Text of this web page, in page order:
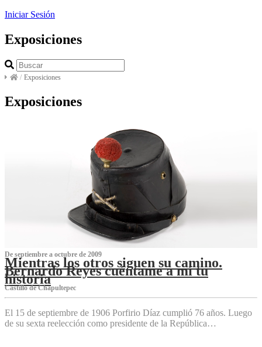
Iniciar Sesión
Exposiciones
/ Exposiciones
Exposiciones
De septiembre a octubre de 2009
Mientras los otros siguen su camino.
Bernardo Reyes cuéntame a mí tu
historia
Castillo de Chapultepec
El 15 de septiembre de 1906 Porfirio Díaz cumplió 76 años. Luego
de su sexta reelección como presidente de la República…